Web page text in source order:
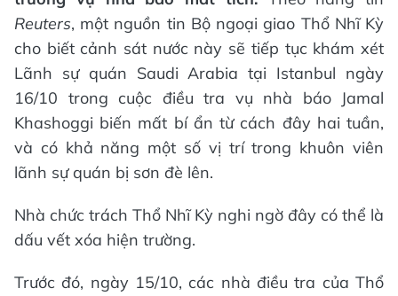
Reuters, một nguồn tin Bộ ngoại giao Thổ Nhĩ Kỳ
cho biết cảnh sát nước này sẽ tiếp tục khám xét
Lãnh sự quán Saudi Arabia tại Istanbul ngày
16/10 trong cuộc điều tra vụ nhà báo Jamal
Khashoggi biến mất bí ẩn từ cách đây hai tuần,
và có khả năng một số vị trí trong khuôn viên
lãnh sự quán bị sơn đè lên.
Nhà chức trách Thổ Nhĩ Kỳ nghi ngờ đây có thể là
dấu vết xóa hiện trường.
Trước đó, ngày 15/10, các nhà điều tra của Thổ